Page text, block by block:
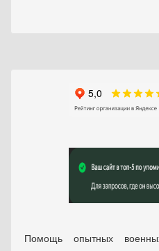
Помощь опытных